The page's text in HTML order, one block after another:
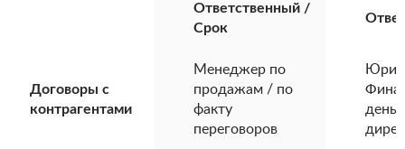
Ответственный /
Срок
Договоры с
контрагентами
Менеджер по
продажам / по
факту
переговоров